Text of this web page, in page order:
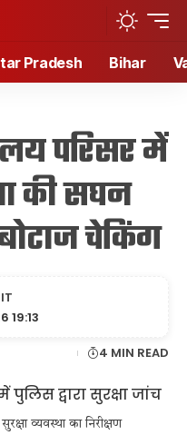
Pradesh Bihar
परिसर में
की सघन
चेकिंग
19:13
4 MIN READ
व्यवस्था का निरीक्षण